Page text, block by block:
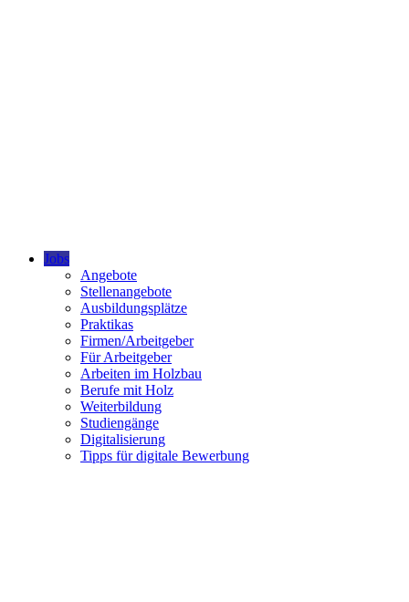
Jobs
Angebote
Stellenangebote
Ausbildungsplätze
Praktikas
Firmen/Arbeitgeber
Für Arbeitgeber
Arbeiten im Holzbau
Berufe mit Holz
Weiterbildung
Studiengänge
Digitalisierung
Tipps für digitale Bewerbung